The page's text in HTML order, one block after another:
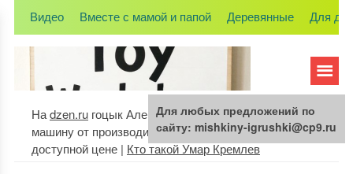
Видео Вместе с мамой и папой Деревянные Для
Наdzen.ru гоцык Алексей. |раковины на стиральную
машину от производителя в интернет-магазине по
доступной цене | Кто такой Умар Кремлев
Для любых предложений по
сайту: mishkiny-igrushki@cp9.ru